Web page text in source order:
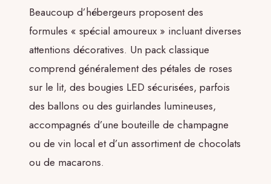
Beaucoup d’hébergeurs proposent des
formules « spécial amoureux » incluant diverses
attentions décoratives. Un pack classique
comprend généralement des pétales de roses
sur le lit, des bougies LED sécurisées, parfois
des ballons ou des guirlandes lumineuses,
accompagnés d’une bouteille de champagne
ou de vin local et d’un assortiment de chocolats
ou de macarons.